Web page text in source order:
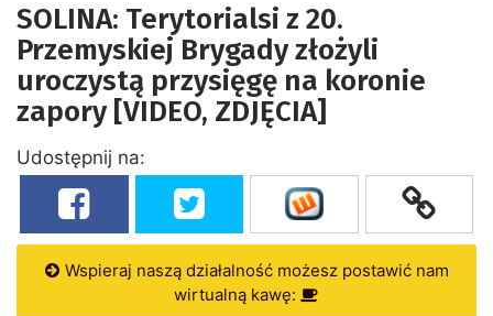
SOLINA: Terytorialsi z 20.
Przemyskiej Brygady złożyli
uroczystą przysięgę na koronie
zapory [VIDEO, ZDJĘCIA]
Udostępnij na:
Wspieraj naszą działalność możesz postawić nam
wirtualną kawę: